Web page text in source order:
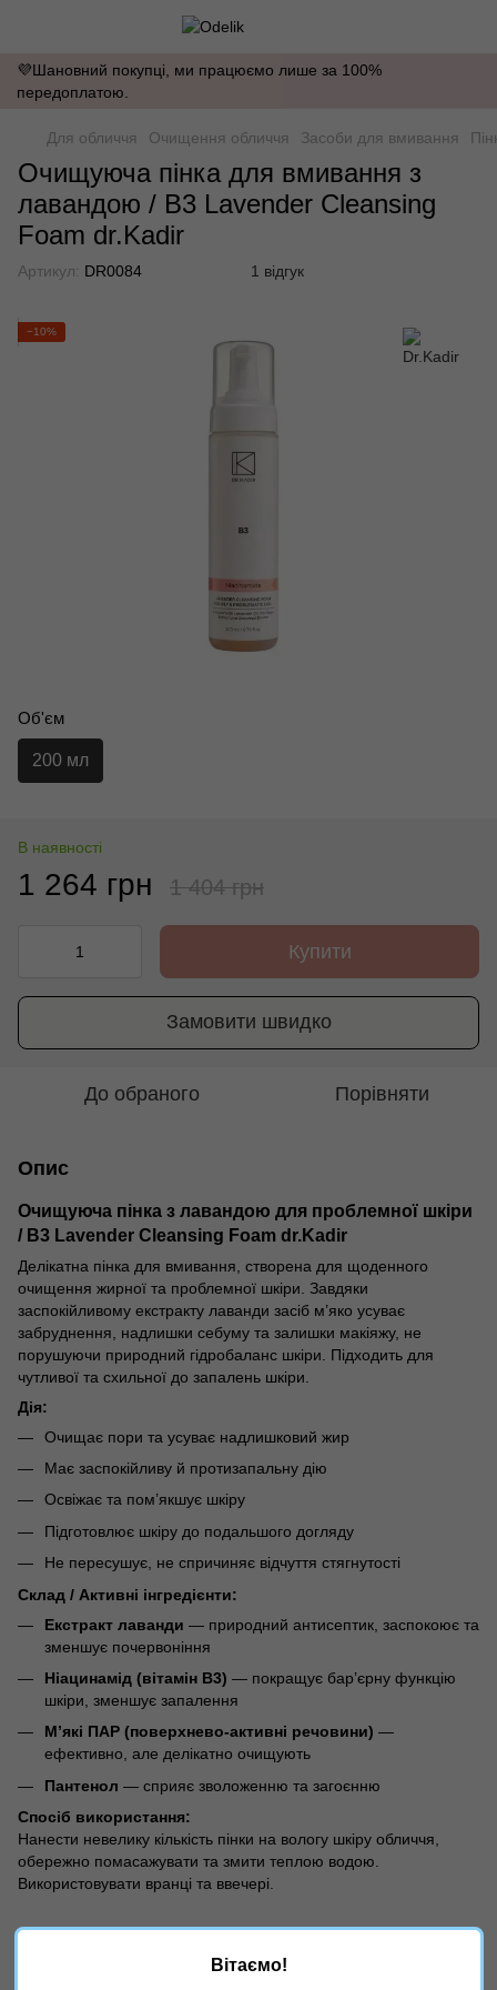
💜Шановний покупці, ми працюємо лише за 100%
передоплатою.
Для обличчя Очищення обличчя Засоби для вмивання
Очищуюча пінка для вмивання з
лавандою / B3 Lavender Cleansing
Foam dr.Kadir
Артикул: DR0084 1 відгук
−10%
Об'єм
200 мл
В наявності
1 264 грн 1 404 грн
Купити
Замовити швидко
До обраного Порівняти
Опис
Очищуюча пінка з лавандою для проблемної шкіри
/ B3 Lavender Cleansing Foam dr.Kadir
Делікатна пінка для вмивання, створена для щоденного
очищення жирної та проблемної шкіри. Завдяки
заспокійливому екстракту лаванди засіб м’яко усуває
забруднення, надлишки себуму та залишки макіяжу, не
порушуючи природний гідробаланс шкіри. Підходить для
чутливої та схильної до запалень шкіри.
Дія:
Очищає пори та усуває надлишковий жир
Має заспокійливу й протизапальну дію
Освіжає та пом’якшує шкіру
Підготовлює шкіру до подальшого догляду
Не пересушує, не спричиняє відчуття стягнутості
Склад / Активні інгредієнти:
Екстракт лаванди — природний антисептик, заспокоює та
зменшує почервоніння
Ніацинамід (вітамін B3) — покращує бар’єрну функцію
шкіри, зменшує запалення
М’які ПАР (поверхнево-активні речовини) —
ефективно, але делікатно очищують
Пантенол — сприяє зволоженню та загоєнню
Спосіб використання:
Нанести невелику кількість пінки на вологу шкіру обличчя,
обережно помасажувати та змити теплою водою.
Використовувати вранці та ввечері.
Вітаємо!